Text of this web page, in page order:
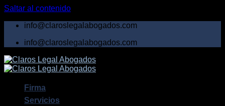
Saltar al contenido
info@claroslegalabogados.com
info@claroslegalabogados.com
Firma
Servicios